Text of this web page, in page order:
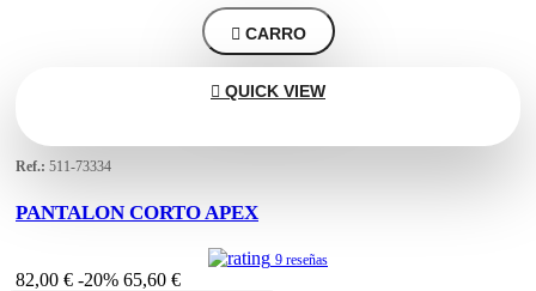
 CARRO
 QUICK VIEW
Ref.: 511-73334
PANTALON CORTO APEX
9 reseñas
82,00 € -20% 65,60 €